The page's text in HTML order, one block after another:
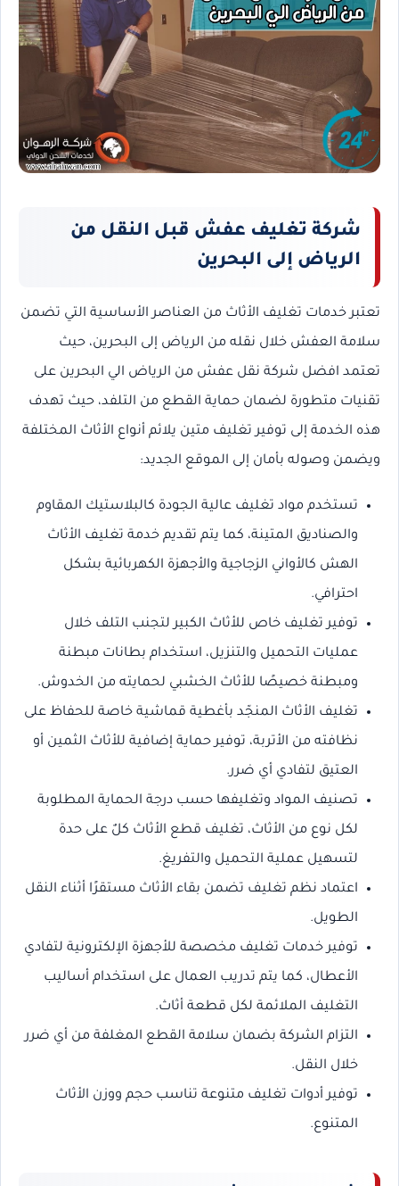
شركة تغليف عفش قبل النقل من
الرياض إلى البحرين
تعتبر خدمات تغليف الأثاث من العناصر الأساسية التي تضمن
سلامة العفش خلال نقله من الرياض إلى البحرين، حيث
تعتمد افضل شركة نقل عفش من الرياض الي البحرين على
تقنيات متطورة لضمان حماية القطع من التلفد، حيث تهدف
هذه الخدمة إلى توفير تغليف متين يلائم أنواع الأثاث المختلفة
ويضمن وصوله بأمان إلى الموقع الجديد:
تستخدم مواد تغليف عالية الجودة كالبلاستيك المقاوم
والصناديق المتينة، كما يتم تقديم خدمة تغليف الأثاث
الهش كالأواني الزجاجية والأجهزة الكهربائية بشكل
احترافي.
توفير تغليف خاص للأثاث الكبير لتجنب التلف خلال
عمليات التحميل والتنزيل، استخدام بطانات مبطنة
ومبطنة خصيصًا للأثاث الخشبي لحمايته من الخدوش.
تغليف الأثاث المنجّد بأغطية قماشية خاصة للحفاظ على
نظافته من الأتربة، توفير حماية إضافية للأثاث الثمين أو
العتيق لتفادي أي ضرر.
تصنيف المواد وتغليفها حسب درجة الحماية المطلوبة
لكل نوع من الأثاث، تغليف قطع الأثاث كلٌ على حدة
لتسهيل عملية التحميل والتفريغ.
اعتماد نظم تغليف تضمن بقاء الأثاث مستقرًا أثناء النقل
الطويل.
توفير خدمات تغليف مخصصة للأجهزة الإلكترونية لتفادي
الأعطال، كما يتم تدريب العمال على استخدام أساليب
التغليف الملائمة لكل قطعة أثاث.
التزام الشركة بضمان سلامة القطع المغلفة من أي ضرر
خلال النقل.
توفير أدوات تغليف متنوعة تناسب حجم ووزن الأثاث
المتنوع.